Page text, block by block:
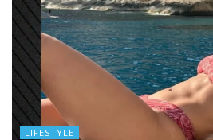
LIFESTYLE